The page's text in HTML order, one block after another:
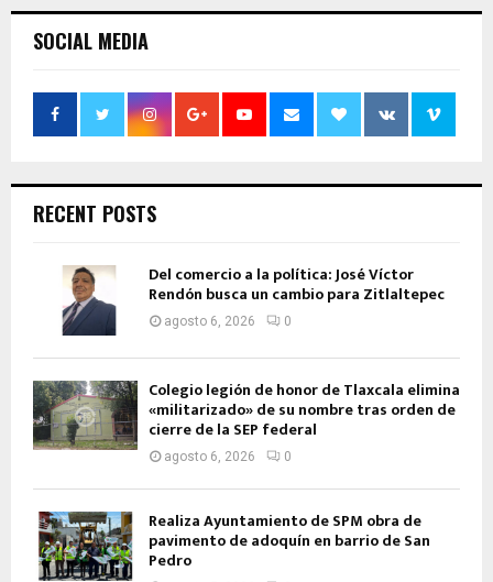
SOCIAL MEDIA
RECENT POSTS
Del comercio a la política: José Víctor
Rendón busca un cambio para Zitlaltepec
agosto 6, 2026 0
Colegio legión de honor de Tlaxcala elimina
«militarizado» de su nombre tras orden de
cierre de la SEP federal
agosto 6, 2026 0
Realiza Ayuntamiento de SPM obra de
pavimento de adoquín en barrio de San
Pedro